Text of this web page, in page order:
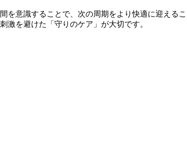
を意識することで、次の周期をより快適に迎える
激を避けた「守りのケア」が大切です。